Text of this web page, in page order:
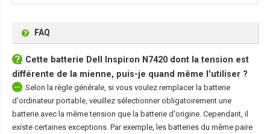
FAQ
Cette batterie Dell Inspiron N7420 dont la tension est
différente de la mienne, puis-je quand même l'utiliser ?
Selon la règle générale, si vous voulez remplacer la batterie
d'ordinateur portable, veuillez sélectionner obligatoirement une
batterie avec la même tension que la batterie d'origine. Cependant, il
existe certaines exceptions. Par exemple, les batteries du même paire